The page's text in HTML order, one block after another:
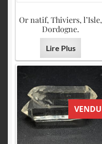
Or natif, Thiviers, l’Isle,
Dordogne.
Lire Plus
VENDU